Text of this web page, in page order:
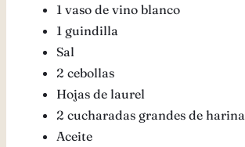
1 vaso de vino blanco
1 guindilla
Sal
2 cebollas
Hojas de laurel
2 cucharadas grandes de harina
Aceite